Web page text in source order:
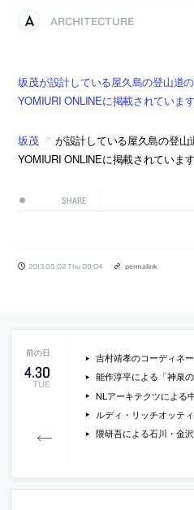
ARCHITECTURE
坂茂が設計している屋久島の登山道
YOMIURI ONLINEに掲載されています
坂茂
が設計している屋久島の登
YOMIURI ONLINEに掲載されています
SHARE
2013.05.02 Thu 09:04 permalink
4.30
TUE
吉村靖孝のコーディネートで、藤本壮介、塚本由晴
能作淳平による「神泉の
NLアーキテクツによる中国のスーパ
ルディ・リッチオッティによるフラ
隈研吾による石川・金沢の